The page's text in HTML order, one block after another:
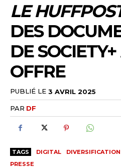
LE
DES
DE
OFFRE
PUBLIÉ LE 3 AVRIL 2025
PAR DF
TAGS DIGITAL DIVERSIFICATION
PRESSE